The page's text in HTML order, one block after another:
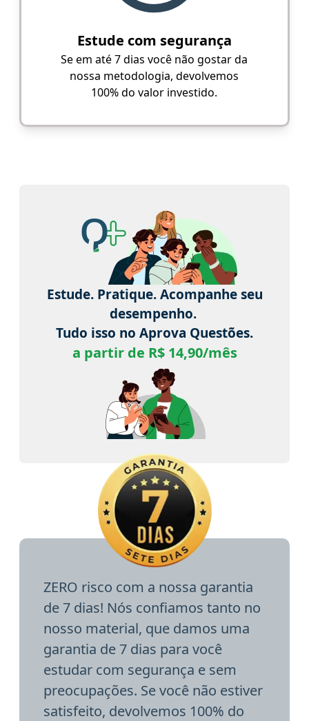
Estude com segurança
Se em até 7 dias você não gostar da
nossa metodologia, devolvemos
100% do valor investido.
Estude. Pratique. Acompanhe seu
desempenho.
Tudo isso no Aprova Questões.
a partir de R$ 14,90/mês
ZERO risco com a nossa garantia
de 7 dias! Nós confiamos tanto no
nosso material, que damos uma
garantia de 7 dias para você
estudar com segurança e sem
preocupações. Se você não estiver
satisfeito, devolvemos 100% do